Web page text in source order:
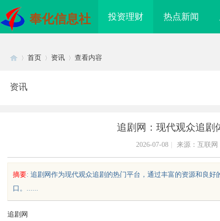
奉化信息社 投资理财 热点新闻
首页 资讯 查看内容
资讯
追剧网：现代观众追剧
2026-07-08 来源：互联网
摘要: 追剧网作为现代观众追剧的热门平台，通过丰富的资源和良
口。......
追剧网
配眼镜